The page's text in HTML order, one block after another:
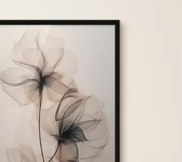
Bildformat
Hell
Poster bestseller
Am beliebtesten
Alle Filter löschen